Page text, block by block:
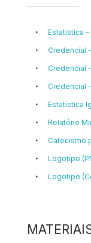
Estatística
Credencial
Credencial
Credencial
Estatística
Relatório
Catecismo
Logotipo
Logotipo